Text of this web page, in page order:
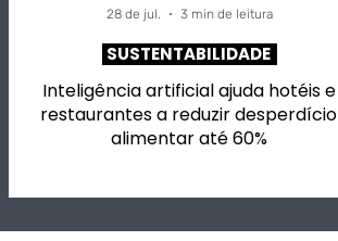
Inteligência artificial ajuda hotéis e
restaurantes a reduzir desperdício
alimentar até 60%
SUSTENTABILIDADE
28 de jul. 3 min de leitura